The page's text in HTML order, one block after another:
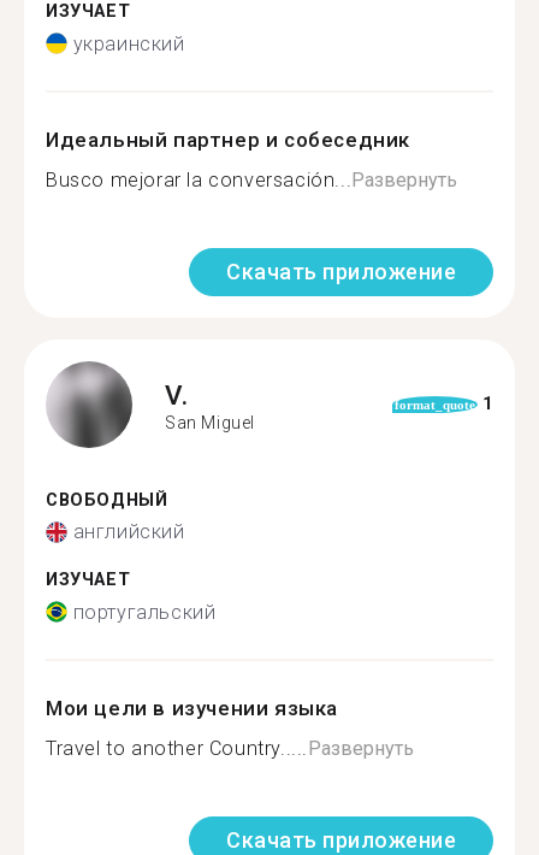
ИЗУЧАЕТ
украинский
Идеальный партнер и собеседник
Busco mejorar la conversación... Развернуть
Скачать приложение
V.
San Miguel
format_quote 1
СВОБОДНЫЙ
английский
ИЗУЧАЕТ
португальский
Мои цели в изучении языка
Travel to another Country..... Развернуть
Скачать приложение